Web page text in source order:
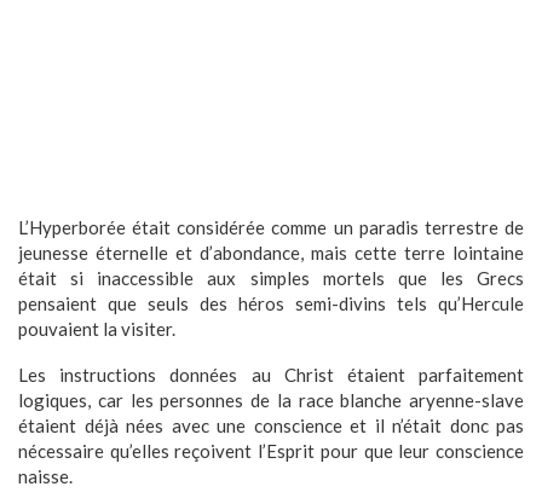
L’Hyperborée était considérée comme un paradis terrestre de
jeunesse éternelle et d’abondance, mais cette terre lointaine
était si inaccessible aux simples mortels que les Grecs
pensaient que seuls des héros semi-divins tels qu’Hercule
pouvaient la visiter.
Les instructions données au Christ étaient parfaitement
logiques, car les personnes de la race blanche aryenne-slave
étaient déjà nées avec une conscience et il n’était donc pas
nécessaire qu’elles reçoivent l’Esprit pour que leur conscience
naisse.